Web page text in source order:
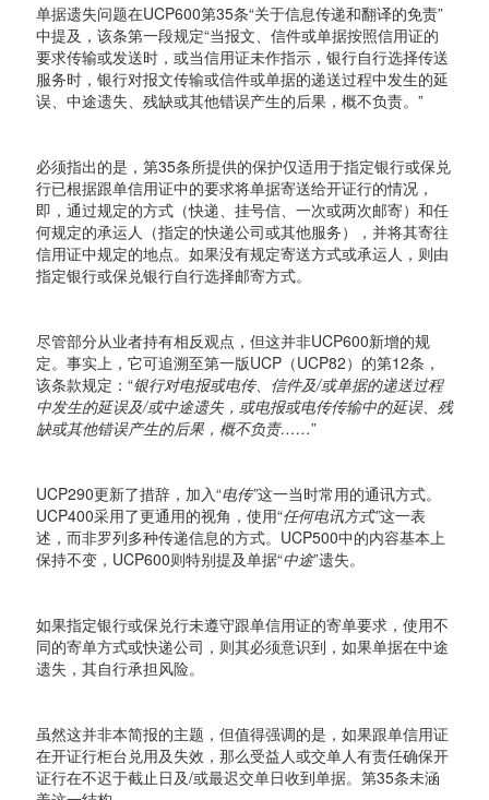
单据遗失问题在UCP600第35条“关于信息传递和翻译的免责”
中提及，该条第一段规定“当报文、信件或单据按照信用证的
要求传输或发送时，或当信用证未作指示，银行自行选择传送
服务时，银行对报文传输或信件或单据的递送过程中发生的延
误、中途遗失、残缺或其他错误产生的后果，概不负责。”
必须指出的是，第35条所提供的保护仅适用于指定银行或保兑
行已根据跟单信用证中的要求将单据寄送给开证行的情况，
即，通过规定的方式（快递、挂号信、一次或两次邮寄）和任
何规定的承运人（指定的快递公司或其他服务），并将其寄往
信用证中规定的地点。如果没有规定寄送方式或承运人，则由
指定银行或保兑银行自行选择邮寄方式。
尽管部分从业者持有相反观点，但这并非UCP600新增的规
定。事实上，它可追溯至第一版UCP（UCP82）的第12条，
该条款规定：“银行对电报或电传、信件及/或单据的递送过程
中发生的延误及/或中途遗失，或电报或电传传输中的延误、残
缺或其他错误产生的后果，概不负责……”
UCP290更新了措辞，加入“电传”这一当时常用的通讯方式。
UCP400采用了更通用的视角，使用“任何电讯方式”这一表
述，而非罗列多种传递信息的方式。UCP500中的内容基本上
保持不变，UCP600则特别提及单据“中途”遗失。
如果指定银行或保兑行未遵守跟单信用证的寄单要求，使用不
同的寄单方式或快递公司，则其必须意识到，如果单据在中途
遗失，其自行承担风险。
虽然这并非本简报的主题，但值得强调的是，如果跟单信用证
在开证行柜台兑用及失效，那么受益人或交单人有责任确保开
证行在不迟于截止日及/或最迟交单日收到单据。第35条未涵